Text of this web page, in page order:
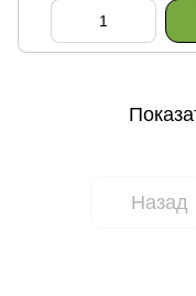
Назад